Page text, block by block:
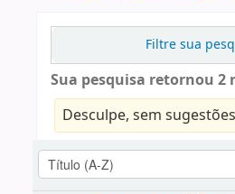
Filtre sua
Sua pesquisa retornou 2
Desculpe, sem